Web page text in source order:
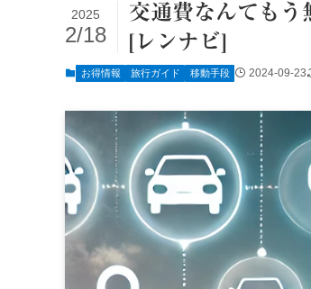
交通費なんてもう
[レンナビ]
2025
2/18
お得情報 旅行ガイド 移動手段 2024-09-23